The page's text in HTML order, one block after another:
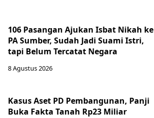
106 Pasangan Ajukan Isbat Nikah ke
PA Sumber, Sudah Jadi Suami Istri,
tapi Belum Tercatat Negara
8 Agustus 2026
Kasus Aset PD Pembangunan, Panji
Buka Fakta Tanah Rp23 Miliar